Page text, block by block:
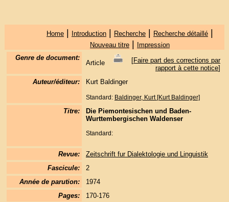
Home| Introduction| Recherche| Recherche détaillé|
Nouveau titre|
Impression
Genre de document:
Article [Faire part des corrections par
rapport à cette notice]
Auteur/éditeur:
Kurt Baldinger
Standard: Baldinger, Kurt [Kurt Baldinger]
Titre:
Die Piemontesischen und Baden-
Wurttembergischen Waldenser
Standard:
Revue:
Zeitschrift fur Dialektologie und Linguistik
Fascicule:
2
Année de parution:
1974
Pages:
170-176